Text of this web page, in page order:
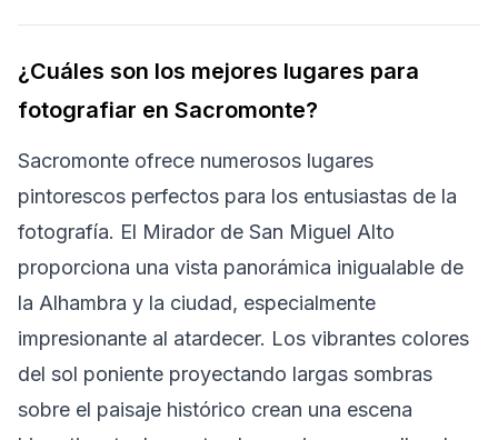
¿Cuáles son los mejores lugares para
fotografiar en Sacromonte?
Sacromonte ofrece numerosos lugares
pintorescos perfectos para los entusiastas de la
fotografía. El Mirador de San Miguel Alto
proporciona una vista panorámica inigualable de
la Alhambra y la ciudad, especialmente
impresionante al atardecer. Los vibrantes colores
del sol poniente proyectando largas sombras
sobre el paisaje histórico crean una escena